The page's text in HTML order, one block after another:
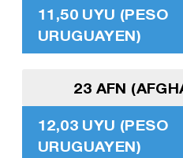
11,50 UYU (PESO
URUGUAYEN)
23 AFN
12,03 UYU (PESO
URUGUAYEN)